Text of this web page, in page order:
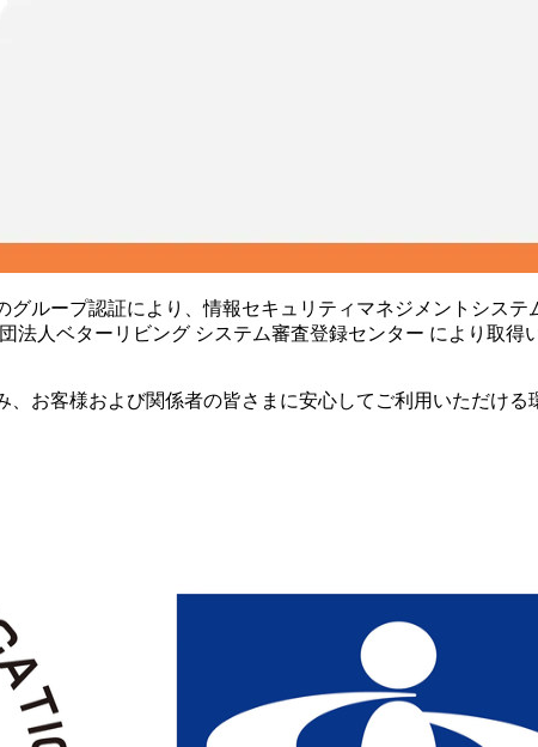
ループ認証により、情報セキュリティマネジメントシステ
法人ベターリビング システム審査登録センター により取得
お客様および関係者の皆さまに安心してご利用いただける